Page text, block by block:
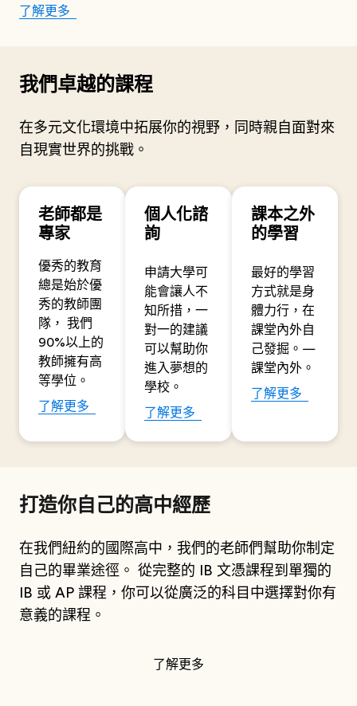
了解更多
我們卓越的課程
在多元文化環境中拓展你的視野，同時親自面對來
自現實世界的挑戰。
老師都是
專家
優秀的教育
總是始於優
秀的教師團
隊， 我們
90%以上的
教師擁有高
等學位。
了解更多
個人化諮
詢
申請大學可
能會讓人不
知所措，一
對一的建議
可以幫助你
進入夢想的
學校。
了解更多
課本之外
的學習
最好的學習
方式就是身
體力行，在
課堂內外自
己發掘。—
課堂內外。
了解更多
打造你自己的高中經歷
在我們紐約的國際高中，我們的老師們幫助你制定
自己的畢業途徑。 從完整的 IB 文憑課程到單獨的
IB 或 AP 課程，你可以從廣泛的科目中選擇對你有
意義的課程。
了解更多